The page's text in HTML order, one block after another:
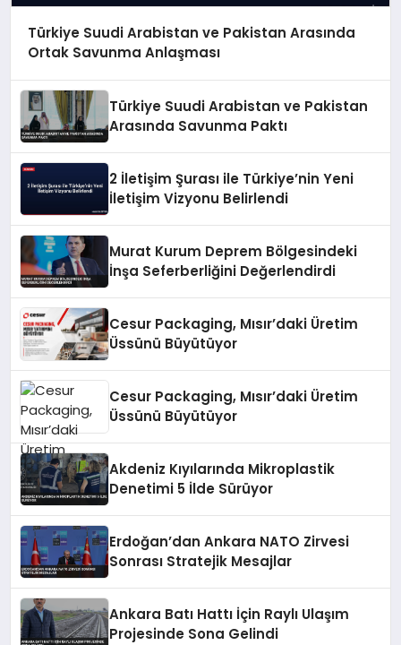
Türkiye Suudi Arabistan ve Pakistan Arasında
Ortak Savunma Anlaşması
Türkiye Suudi Arabistan ve Pakistan
Arasında Savunma Paktı
2 İletişim Şurası ile Türkiye’nin Yeni
İletişim Vizyonu Belirlendi
Murat Kurum Deprem Bölgesindeki
İnşa Seferberliğini Değerlendirdi
Cesur Packaging, Mısır’daki Üretim
Üssünü Büyütüyor
Cesur Packaging, Mısır’daki Üretim
Üssünü Büyütüyor
Akdeniz Kıyılarında Mikroplastik
Denetimi 5 İlde Sürüyor
Erdoğan’dan Ankara NATO Zirvesi
Sonrası Stratejik Mesajlar
Ankara Batı Hattı İçin Raylı Ulaşım
Projesinde Sona Gelindi